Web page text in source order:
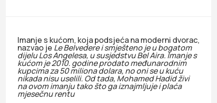
Imanje s kućom, koja podsjeća na moderni dvorac,
nazvao je Le Belvedere i smješteno je u bogatom
dijelu Los Angelesa, u susjedstvu Bel Aira. Imanje s
kućom je 2010. godine prodato međunarodnim
kupcima za 50 miliona dolara, no oni se u kuću
nikada nisu uselili. Od tada, Mohamed Hadid živi
na ovom imanju tako što ga iznajmljuje i plaća
mjesečnu rentu